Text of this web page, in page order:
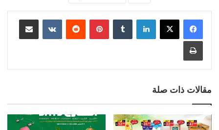
لينكدإن بينتيريست مشاركة عبر البريد
طباعة
مقالات ذات صلة